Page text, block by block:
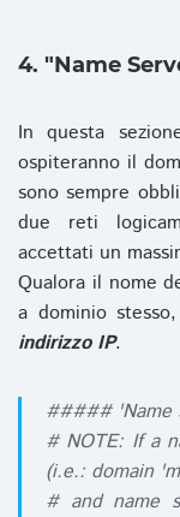
4. "Name
In questa
ospiteranno il
sono sempre
due reti
accettati un
Qualora il nome
a dominio
indirizzo IP.
#####
# NOTE: If a
(i.e.: domain
# and name